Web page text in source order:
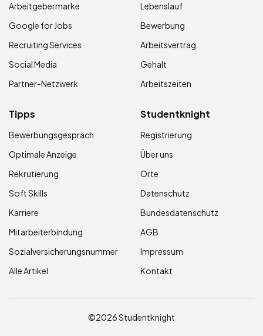
Arbeitgebermarke
Google for Jobs
Recruiting Services
Social Media
Partner-Netzwerk
Lebenslauf
Bewerbung
Arbeitsvertrag
Gehalt
Arbeitszeiten
Tipps
Bewerbungsgespräch
Optimale Anzeige
Rekrutierung
Soft Skills
Karriere
Mitarbeiterbindung
Sozialversicherungsnummer
Alle Artikel
Studentknight
Registrierung
Über uns
Orte
Datenschutz
Bundesdatenschutz
AGB
Impressum
Kontakt
©2026 Studentknight